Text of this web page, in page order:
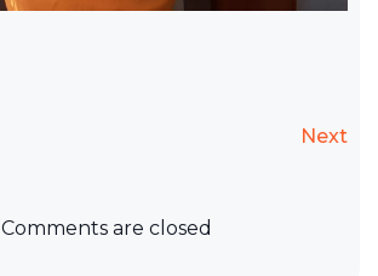
Next
Comments are closed